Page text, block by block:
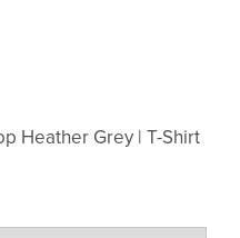
Heather Grey | T-Shirt